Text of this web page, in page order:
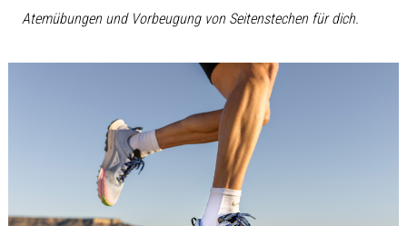
Atemübungen und Vorbeugung von Seitenstechen für dich.